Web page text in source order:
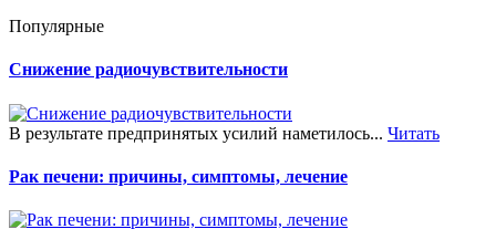
Популярные
Снижение радиочувствительности
В результате предпринятых усилий наметилось... Читать
Рак печени: причины, симптомы, лечение